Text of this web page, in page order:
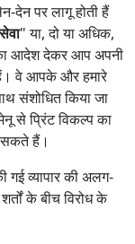
देन पर लागू होती हैं
सेवा" या, दो या अधिक,
आदेश देकर आप अपनी
वे आपके और हमारे
संशोधित किया जा
से प्रिंट विकल्प का
सकते हैं।
गई व्यापार की अलग-
के बीच विरोध के